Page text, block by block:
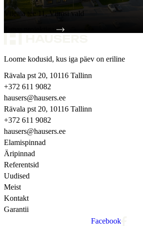
Viieaia tee 11, Viimsi vald
Loome kodusid, kus iga päev on eriline
Rävala pst 20, 10116 Tallinn
+372 611 9082
hausers@hausers.ee
Rävala pst 20, 10116 Tallinn
+372 611 9082
hausers@hausers.ee
Elamispinnad
Äripinnad
Referentsid
Uudised
Meist
Kontakt
Garantii
Facebook